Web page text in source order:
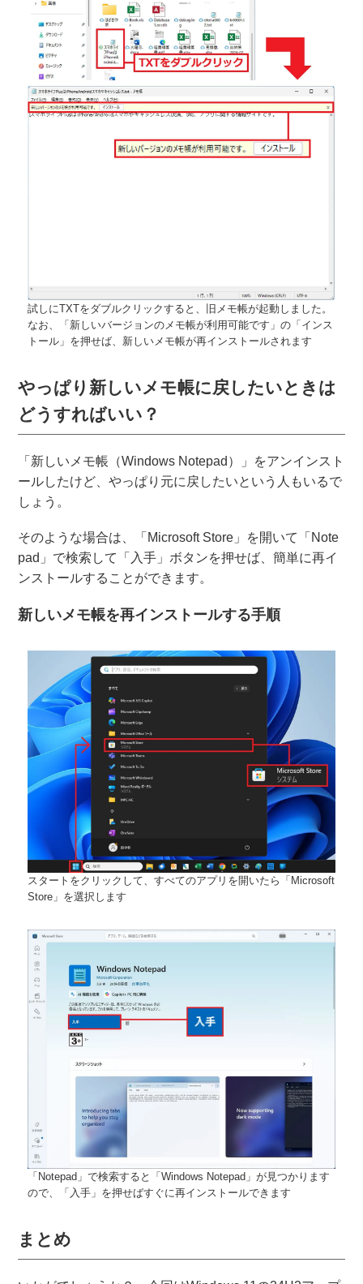
試しにTXTをダブルクリックすると、旧メモ帳が起動しました。
なお、「新しいバージョンのメモ帳が利用可能です」の「インス
トール」を押せば、新しいメモ帳が再インストールされます
やっぱり新しいメモ帳に戻したいときは
どうすればいい？
「新しいメモ帳（Windows Notepad）」をアンインスト
ールしたけど、やっぱり元に戻したいという人もいるで
しょう。
そのような場合は、「Microsoft Store」を開いて「Note
pad」で検索して「入手」ボタンを押せば、簡単に再イ
ンストールすることができます。
新しいメモ帳を再インストールする手順
スタートをクリックして、すべてのアプリを開いたら「Microsoft
Store」を選択します
「Notepad」で検索すると「Windows Notepad」が見つかります
ので、「入手」を押せばすぐに再インストールできます
まとめ